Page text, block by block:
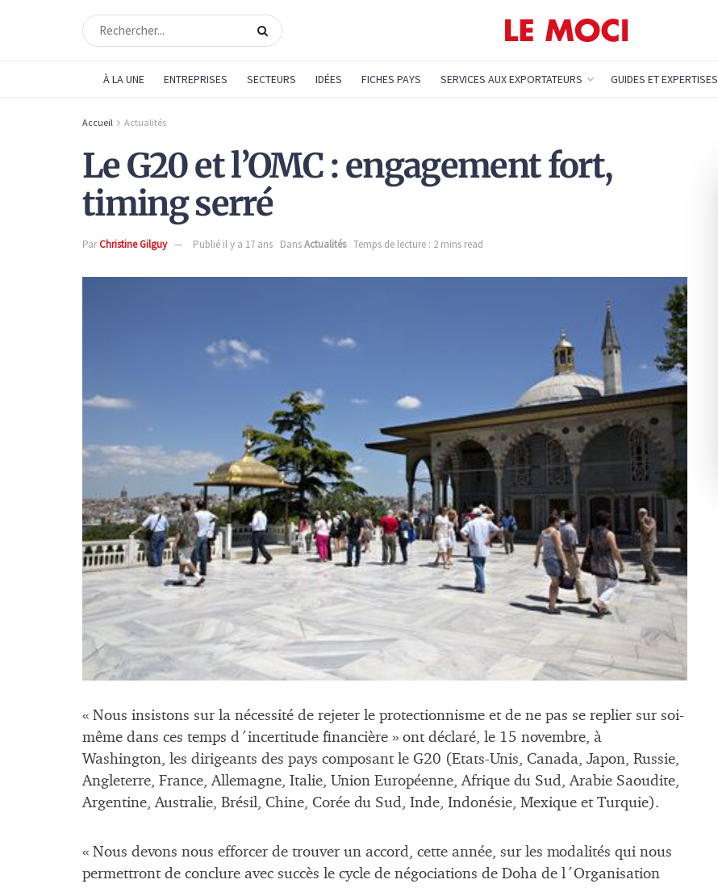
À LA UNE ENTREPRISES SECTEURS IDÉES FICHES PAYS SERVICES AUX EXPORTATEURS GUIDES ET EXPERTISES
Accueil Actualités
Le G20 et l’OMC : engagement fort,
timing serré
ParChristine Gilguy Publié il y a 17 ans DansActualités Temps de lecture : 2 mins read
« Nous insistons sur la nécessité de rejeter le protectionnisme et de ne pas se replier sur soi-
même dans ces temps d´incertitude financière » ont déclaré, le 15 novembre, à
Washington, les dirigeants des pays composant le G20 (Etats-Unis, Canada, Japon, Russie,
Angleterre, France, Allemagne, Italie, Union Européenne, Afrique du Sud, Arabie Saoudite,
Argentine, Australie, Brésil, Chine, Corée du Sud, Inde, Indonésie, Mexique et Turquie).
« Nous devons nous efforcer de trouver un accord, cette année, sur les modalités qui nous
permettront de conclure avec succès le cycle de négociations de Doha de l´Organisation